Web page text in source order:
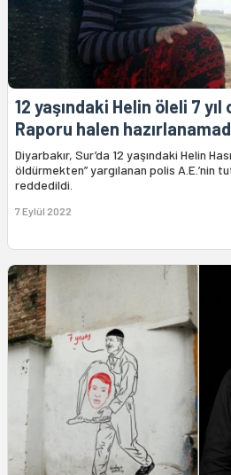
12 yaşındaki Helin öleli 7 yıl
Raporu halen
Diyarbakır, Sur’da 12 yaşındaki Helin
öldürmekten” yargılanan polis A.E.’nin
reddedildi.
7 Eylül 2022